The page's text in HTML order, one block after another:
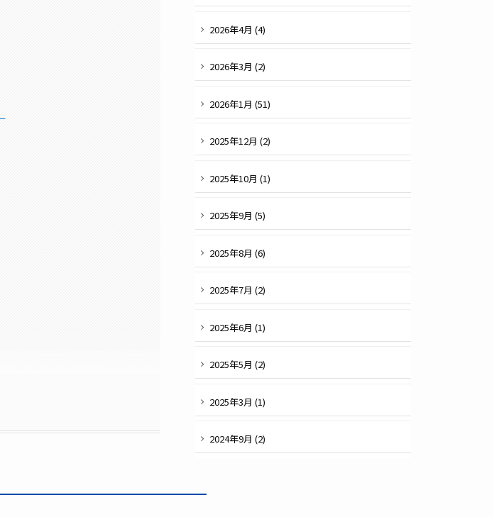
2026年4月 (4)
2026年3月 (2)
2026年1月 (51)
2025年12月 (2)
2025年10月 (1)
2025年9月 (5)
2025年8月 (6)
2025年7月 (2)
2025年6月 (1)
2025年5月 (2)
2025年3月 (1)
2024年9月 (2)